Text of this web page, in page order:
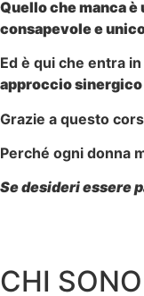
Quello che manca
consapevole e
Ed è qui che entra
approccio sinergico
Grazie a questo
Perché ogni donna
Se desideri essere
CHI